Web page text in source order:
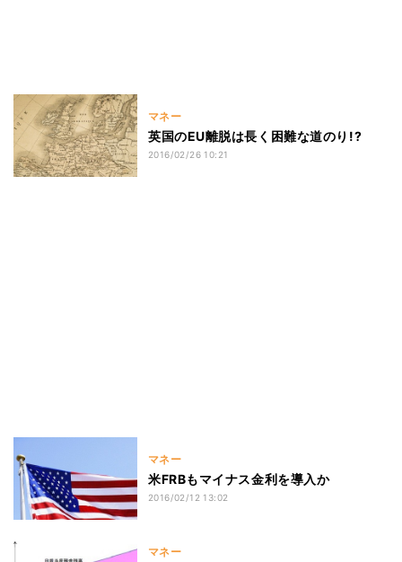
マネー
英国のEU離脱は長く困難な道のり!?
2016/02/26 10:21
マネー
米FRBもマイナス金利を導入か
2016/02/12 13:02
マネー